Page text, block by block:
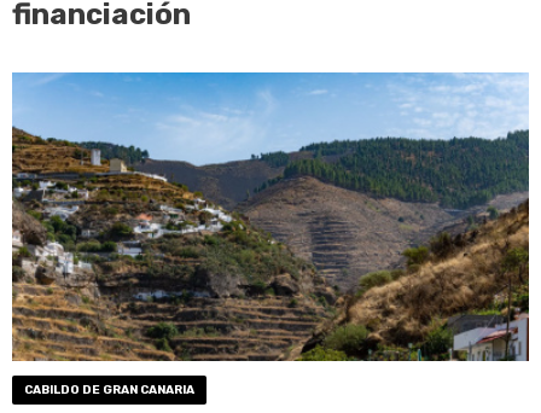
financiación
CABILDO DE GRAN CANARIA